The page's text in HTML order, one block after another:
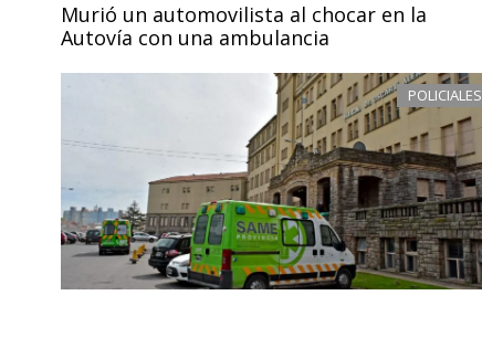
Murió un automovilista al chocar en la
Autovía con una ambulancia
POLICIALES